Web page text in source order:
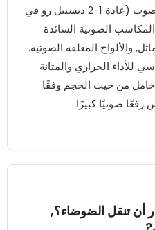
فقط, تحسين ثانوي في عزل الصوت (عادة 1-2 ديسيبل رو في
الصوتية السائدة
المغلفة الصوتية.
الحراري والمتانة
≥90% غاز خامل من حيث الحجم وفقًا
أن تنقل الضوضاء؟,